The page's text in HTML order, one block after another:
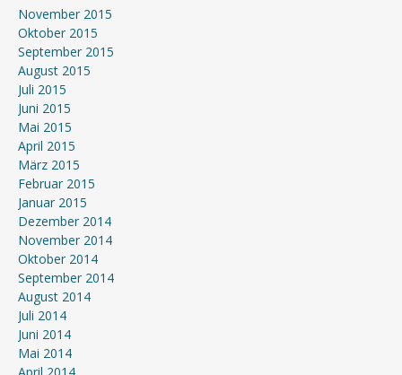
November 2015
Oktober 2015
September 2015
August 2015
Juli 2015
Juni 2015
Mai 2015
April 2015
März 2015
Februar 2015
Januar 2015
Dezember 2014
November 2014
Oktober 2014
September 2014
August 2014
Juli 2014
Juni 2014
Mai 2014